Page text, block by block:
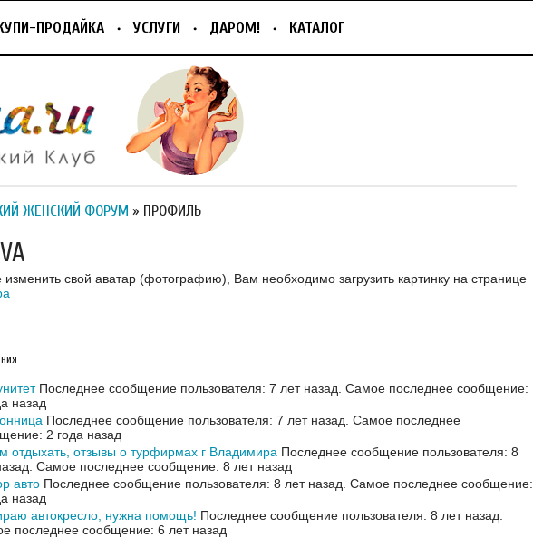
ПРОДАЙКА УСЛУГИ ДАРОМ! КАТАЛОГ
ЖЕНСКИЙ ФОРУМ » ПРОФИЛЬ
изменить свой аватар (фотографию), Вам необходимо загрузить картинку на странице
Последнее сообщение пользователя: 7 лет назад. Самое последнее сообщение:
назад
Последнее сообщение пользователя: 7 лет назад. Самое последнее
2 года назад
отдыхать, отзывы о турфирмах г Владимира Последнее сообщение пользователя: 8
Самое последнее сообщение: 8 лет назад
авто Последнее сообщение пользователя: 8 лет назад. Самое последнее сообщение:
назад
автокресло, нужна помощь! Последнее сообщение пользователя: 8 лет назад.
последнее сообщение: 6 лет назад